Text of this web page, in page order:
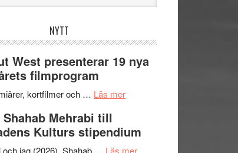
NYTT
West presenterar 19 nya
filmprogram
kortfilmer och … Läs merom
West
presenterar
Mehrabi till
Kulturs stipendium
och jag (2026). Shahab … Läs merom